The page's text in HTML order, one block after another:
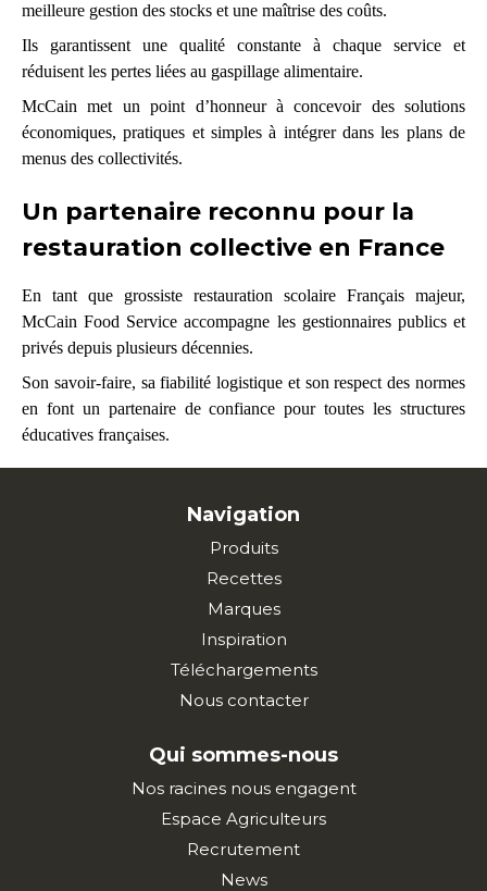
meilleure gestion des stocks et une maîtrise des coûts.
Ils garantissent une qualité constante à chaque service et
réduisent les pertes liées au gaspillage alimentaire.
McCain met un point d’honneur à concevoir des solutions
économiques, pratiques et simples à intégrer dans les plans de
menus des collectivités.
Un partenaire reconnu pour la
restauration collective en France
En tant que grossiste restauration scolaire Français majeur,
McCain Food Service accompagne les gestionnaires publics et
privés depuis plusieurs décennies.
Son savoir-faire, sa fiabilité logistique et son respect des normes
en font un partenaire de confiance pour toutes les structures
éducatives françaises.
Navigation
Produits
Recettes
Marques
Inspiration
Téléchargements
Nous contacter
Qui sommes-nous
Nos racines nous engagent
Espace Agriculteurs
Recrutement
News